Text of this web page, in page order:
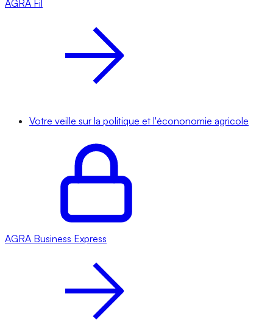
AGRA Fil
Votre veille sur la politique et l'écononomie agricole
AGRA Business Express